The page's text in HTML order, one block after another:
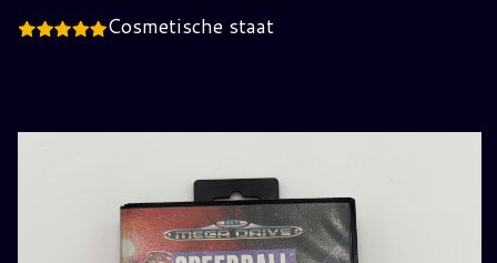
Cosmetische staat